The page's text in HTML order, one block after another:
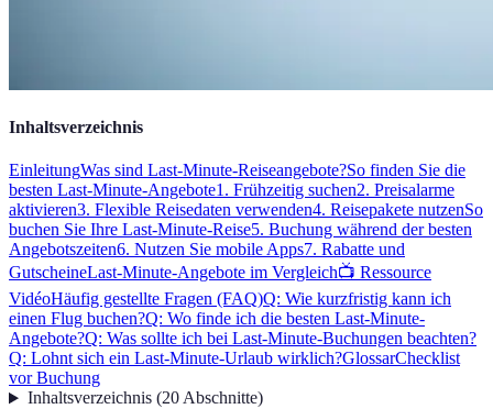
Inhaltsverzeichnis
EinleitungWas sind Last-Minute-Reiseangebote?So finden Sie die
besten Last-Minute-Angebote1. Frühzeitig suchen2. Preisalarme
aktivieren3. Flexible Reisedaten verwenden4. Reisepakete nutzenSo
buchen Sie Ihre Last-Minute-Reise5. Buchung während der besten
Angebotszeiten6. Nutzen Sie mobile Apps7. Rabatte und
GutscheineLast-Minute-Angebote im Vergleich📺 Ressource
VidéoHäufig gestellte Fragen (FAQ)Q: Wie kurzfristig kann ich
einen Flug buchen?Q: Wo finde ich die besten Last-Minute-
Angebote?Q: Was sollte ich bei Last-Minute-Buchungen beachten?
Q: Lohnt sich ein Last-Minute-Urlaub wirklich?GlossarChecklist
vor Buchung
Inhaltsverzeichnis(20Abschnitte)